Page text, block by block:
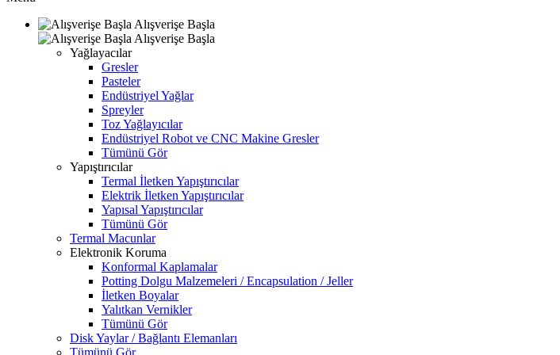
Alışverişe Başla
Alışverişe Başla
Yağlayacılar
Gresler
Pasteler
Endüstriyel Yağlar
Spreyler
Toz Yağlayıcılar
Endüstriyel Robot ve CNC Makine Gresler
Tümünü Gör
Yapıştırıcılar
Termal İletken Yapıştırıcılar
Elektrik İletken Yapıştırıcılar
Yapısal Yapıştırıcılar
Tümünü Gör
Termal Macunlar
Elektronik Koruma
Konformal Kaplamalar
Potting Dolgu Malzemeleri / Encapsulation / Jeller
İletken Boyalar
Yalıtkan Vernikler
Tümünü Gör
Disk Yaylar / Bağlantı Elemanları
Tümünü Gör